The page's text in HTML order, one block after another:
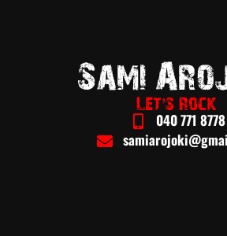
040 771 8778